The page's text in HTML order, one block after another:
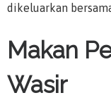
dikeluarkan
Makan
Wasir